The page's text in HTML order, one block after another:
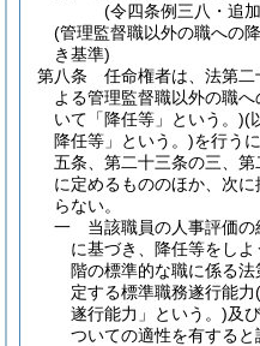
(令四条例三八・追
(管理監督職以外の職への
き基準)
第八条
任命権者は、法第
よる管理監督職以外の職
いて「降任等」という。)(
降任等」という。)を行う
五条、第二十三条の三、
に定めるもののほか、次
らない。
一
当該職員の人事評価
に基づき、降任等をし
階の標準的な職に係る
定する標準職務遂行能力(
遂行能力」という。)及
ついての適性を有する